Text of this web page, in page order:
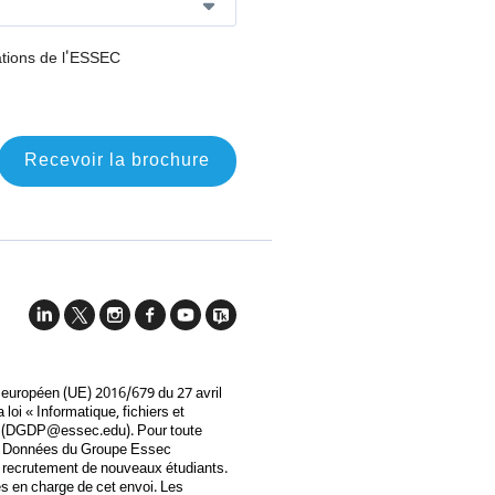
de l'ESSEC
Recevoir la brochure
(UE) 2016/679 du 27 avril
loi « Informatique, fichiers et
DGDP@essec.edu). Pour toute
du Groupe Essec
de nouveaux étudiants.
en charge de cet envoi. Les